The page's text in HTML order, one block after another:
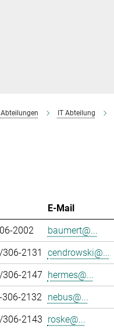
IT Abteilung
E-Mail
2002
baumert@...
2131
cendrowski@...
2147 hermes@...
2132
nebus@...
2143 roske@...